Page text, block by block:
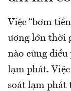
Việc “bơm
ương lớn thời
nào cũng
lạm phát.
soát lạm phát